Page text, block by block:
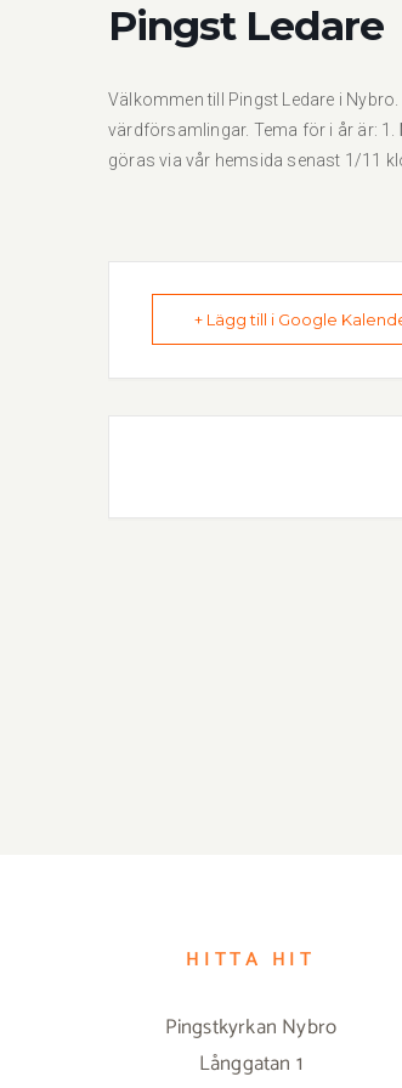
Pingst Ledare
Välkommen till Pingst Ledare i
värdförsamlingar. Tema för i år är: 1.
göras via vår hemsida senast 1/11
+ Lägg till i Google
HITTA HIT
Pingstkyrkan Nybro
Långgatan 1